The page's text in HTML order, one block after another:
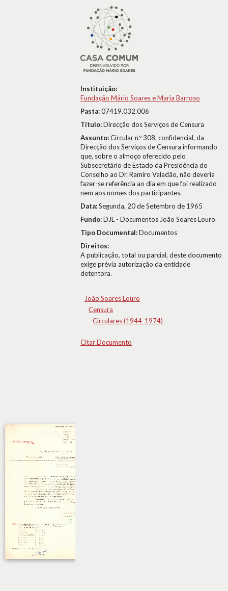
Instituição:
Fundação Mário Soares e Maria Barroso
Pasta:07419.032.006
Título:Direcção dos Serviços de Censura
Assunto:Circular n.º 308, confidencial, da
Direcção dos Serviços de Censura informando
que, sobre o almoço oferecido pelo
Subsecretário de Estado da Presidência do
Conselho ao Dr. Ramiro Valadão, não deveria
fazer-se referência ao dia em que foi realizado
nem aos nomes dos participantes.
Data:Segunda, 20 de Setembro de 1965
Fundo:DJL - Documentos João Soares Louro
Tipo Documental:Documentos
Direitos:
A publicação, total ou parcial, deste documento
exige prévia autorização da entidade
detentora.
João Soares Louro
Censura
Circulares (1944-1974)
Citar Documento